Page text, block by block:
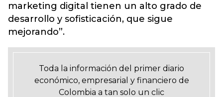
marketing digital tienen un alto grado de
desarrollo y sofisticación, que sigue
mejorando”.
Toda la información del primer diario
económico, empresarial y financiero de
Colombia a tan solo un clic